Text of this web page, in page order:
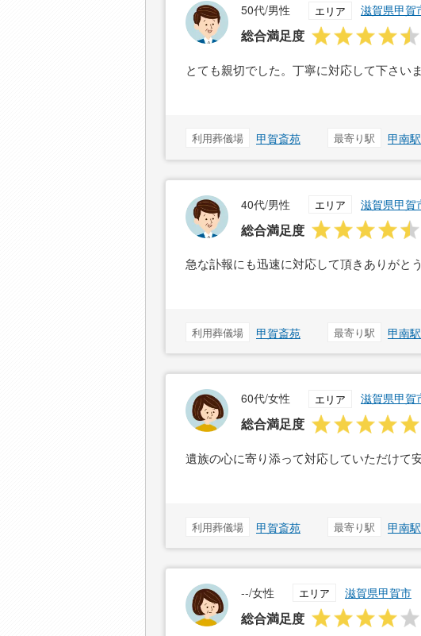
50代/男性 エリア 滋賀県甲賀
総合満足度
とても親切でした。丁寧に対応して下さいま
利用葬儀場 甲賀斎苑 最寄り駅 甲南駅
40代/男性 エリア 滋賀県甲賀
総合満足度
急な訃報にも迅速に対応して頂きありがと
利用葬儀場 甲賀斎苑 最寄り駅 甲南駅
60代/女性 エリア 滋賀県甲賀
総合満足度
遺族の心に寄り添って対応していただけて
利用葬儀場 甲賀斎苑 最寄り駅 甲南駅
--/女性 エリア 滋賀県甲賀市
総合満足度